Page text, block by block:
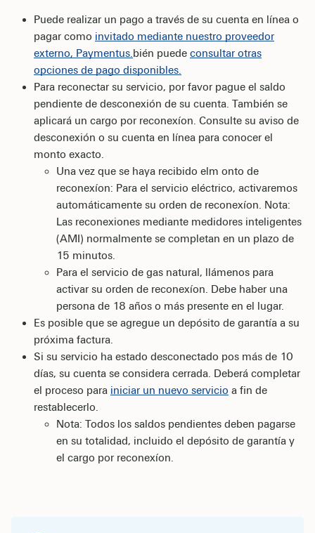
Puede realizar un pago a través de su cuenta en línea o
pagar como invitado mediante nuestro proveedor
externo, Paymentus. bién puede consultar otras
opciones de pago disponibles.
Para reconectar su servicio, por favor pague el saldo
pendiente de desconexión de su cuenta. También se
aplicará un cargo por reconexíon. Consulte su aviso de
desconexión o su cuenta en línea para conocer el
monto exacto.
Una vez que se haya recibido elm onto de
reconexíon: Para el servicio eléctrico, activaremos
automáticamente su orden de reconexíon. Nota:
Las reconexiones mediante medidores inteligentes
(AMI) normalmente se completan en un plazo de
15 minutos.
Para el servicio de gas natural, llámenos para
activar su orden de reconexíon. Debe haber una
persona de 18 años o más presente en el lugar.
Es posible que se agregue un depósito de garantía a su
próxima factura.
Si su servicio ha estado desconectado pos más de 10
días, su cuenta se considera cerrada. Deberá completar
el proceso para iniciar un nuevo servicio a fin de
restablecerlo.
Nota: Todos los saldos pendientes deben pagarse
en su totalidad, incluido el depósito de garantía y
el cargo por reconexíon.